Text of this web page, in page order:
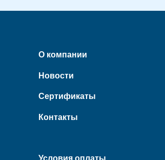
О компании
Новости
Сертификаты
Контакты